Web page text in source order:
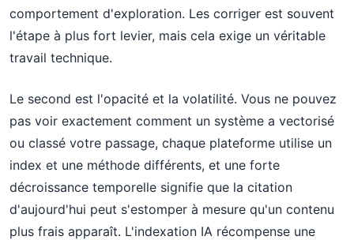
comportement d'exploration. Les corriger est souvent
l'étape à plus fort levier, mais cela exige un véritable
travail technique.
Le second est l'opacité et la volatilité. Vous ne pouvez
pas voir exactement comment un système a vectorisé
ou classé votre passage, chaque plateforme utilise un
index et une méthode différents, et une forte
décroissance temporelle signifie que la citation
d'aujourd'hui peut s'estomper à mesure qu'un contenu
plus frais apparaît. L'indexation IA récompense une